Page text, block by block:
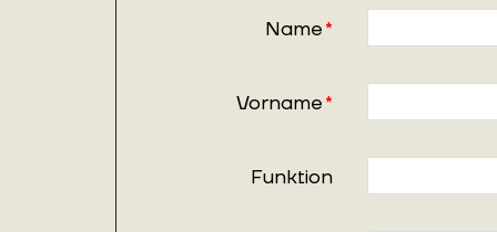
Name*
Vorname*
Funktion